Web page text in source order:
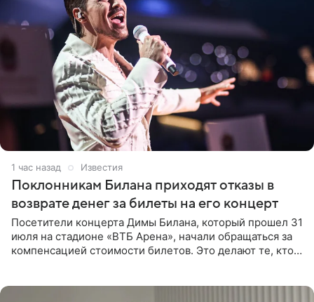
1 час назад Известия
Поклонникам Билана приходят отказы в
возврате денег за билеты на его концерт
Посетители концерта Димы Билана, который прошел 31
июля на стадионе «ВТБ Арена», начали обращаться за
компенсацией стоимости билетов. Это делают те, кто